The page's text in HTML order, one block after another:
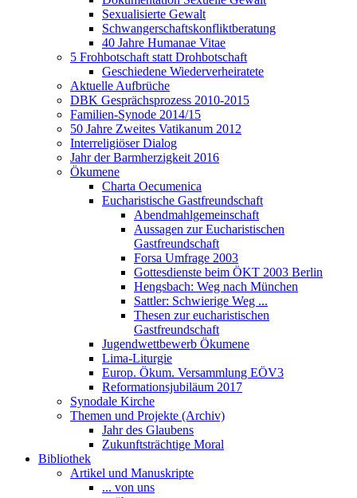
Sexualisierte Gewalt
Schwangerschaftskonfliktberatung
40 Jahre Humanae Vitae
5 Frohbotschaft statt Drohbotschaft
Geschiedene Wiederverheiratete
Aktuelle Aufbrüche
DBK Gesprächsprozess 2010-2015
Familien-Synode 2014/15
50 Jahre Zweites Vatikanum 2012
Interreligiöser Dialog
Jahr der Barmherzigkeit 2016
Ökumene
Charta Oecumenica
Eucharistische Gastfreundschaft
Abendmahlgemeinschaft
Aussagen zur Eucharistischen
Gastfreundschaft
Forsa Umfrage 2003
Gottesdienste beim ÖKT 2003 Berlin
Hengsbach: Weg nach München
Sattler: Schwierige Weg ...
Thesen zur eucharistischen
Gastfreundschaft
Jugendwettbewerb Ökumene
Lima-Liturgie
Europ. Ökum. Versammlung EÖV3
Reformationsjubiläum 2017
Synodale Kirche
Themen und Projekte (Archiv)
Jahr des Glaubens
Zukunftsträchtige Moral
Bibliothek
Artikel und Manuskripte
... von uns